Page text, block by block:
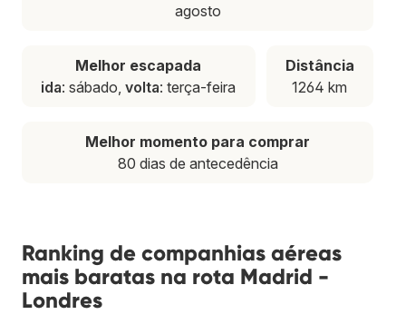
agosto
Melhor escapada
ida: sábado,volta: terça-feira
Distância
1264 km
Melhor momento para comprar
80 dias de antecedência
Ranking de companhias aéreas
mais baratas na rota Madrid -
Londres